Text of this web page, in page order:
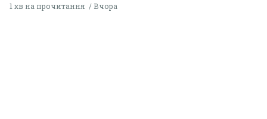
1 хв на прочитання Вчора